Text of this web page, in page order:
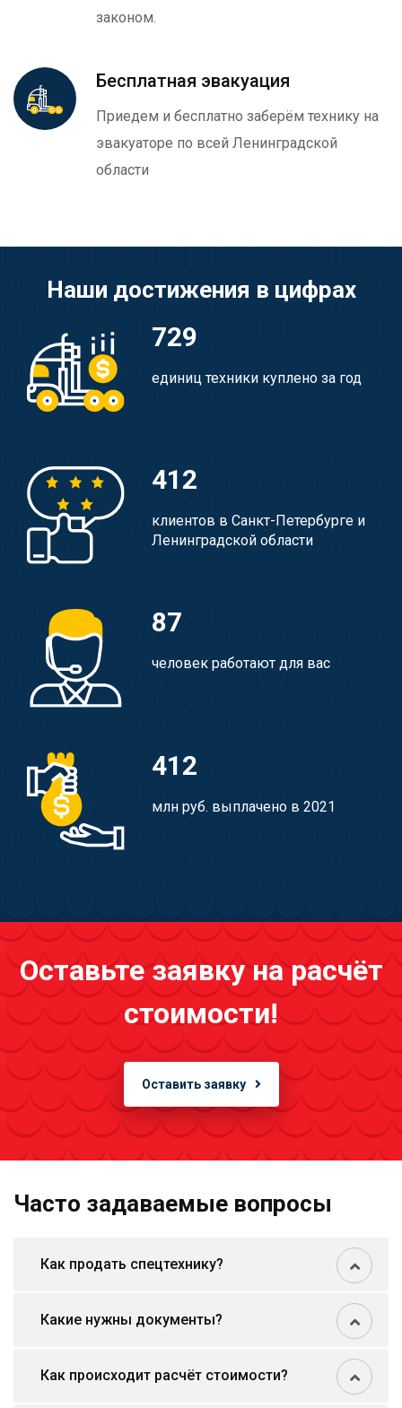
законом.
Бесплатная эвакуация
Приедем и бесплатно заберём технику на
эвакуаторе по всей Ленинградской
области
Наши достижения в цифрах
729
единиц техники куплено за год
412
клиентов в Санкт-Петербурге и
Ленинградской области
87
человек работают для вас
412
млн руб. выплачено в 2021
Оставьте заявку на расчёт
стоимости!
Оставить заявку
Часто задаваемые вопросы
Как продать спецтехнику?
Какие нужны документы?
Как происходит расчёт стоимости?